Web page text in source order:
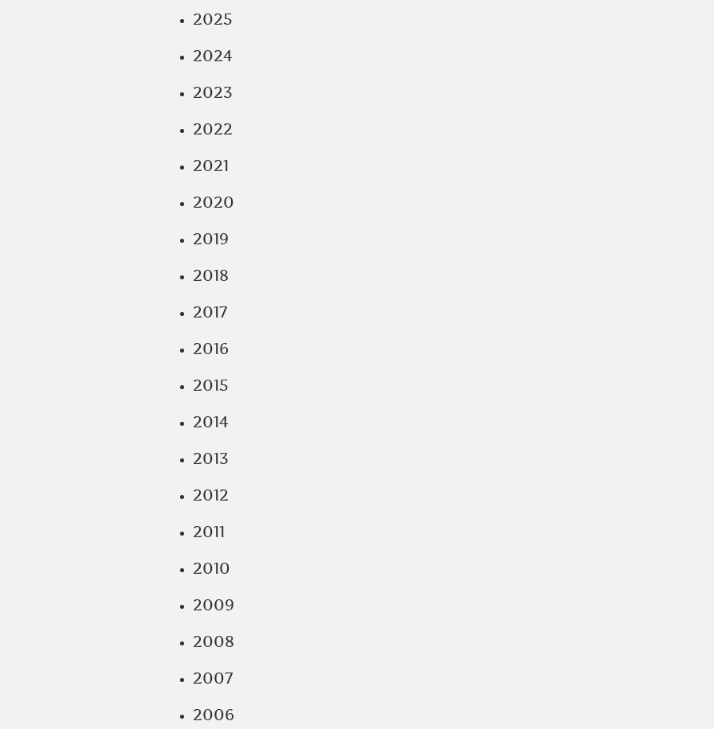
2025
2024
2023
2022
2021
2020
2019
2018
2017
2016
2015
2014
2013
2012
2011
2010
2009
2008
2007
2006